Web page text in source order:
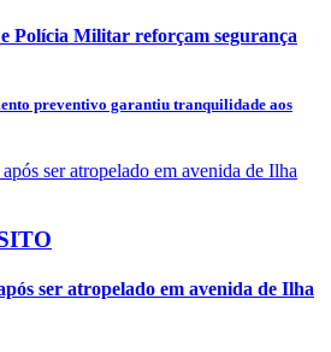
Polícia Militar reforçam segurança
preventivo garantiu tranquilidade aos
ser atropelado em avenida de Ilha